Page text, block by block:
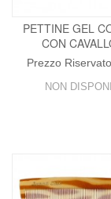
PETTINE GEL
CON
Prezzo
NON